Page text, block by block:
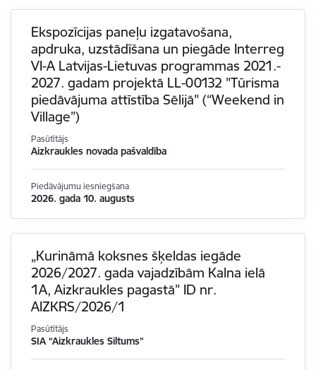
Ekspozīcijas paneļu izgatavošana,
apdruka, uzstādīšana un piegāde Interreg
VI-A Latvijas-Lietuvas programmas 2021.-
2027. gadam projektā LL-00132 "Tūrisma
piedāvājuma attīstība Sēlijā" (“Weekend in
Village”)
Pasūtītājs
Aizkraukles novada pašvaldība
Piedāvājumu iesniegšana
2026. gada 10. augusts
„Kurināmā koksnes šķeldas iegāde
2026/2027. gada vajadzībām Kalna ielā
1A, Aizkraukles pagastā” ID nr.
AIZKRS/2026/1
Pasūtītājs
SIA “Aizkraukles Siltums”